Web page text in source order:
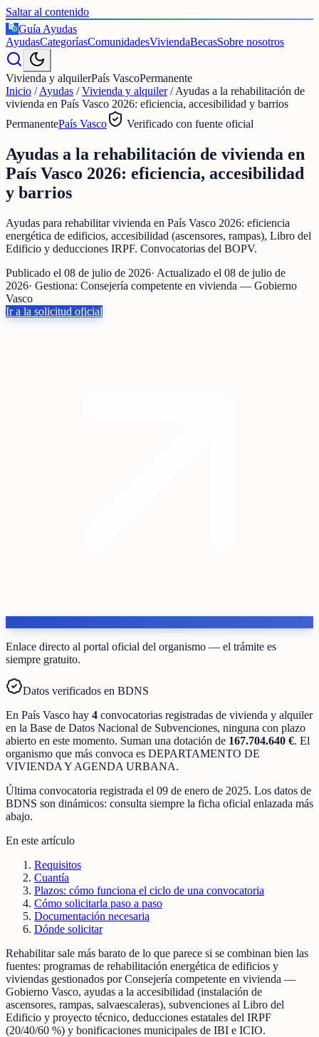
Saltar al contenido
€
Guía Ayudas
AyudasCategoríasComunidadesViviendaBecasSobre nosotros
Vivienda y alquilerPaís VascoPermanente
Inicio /Ayudas /Vivienda y alquiler/Ayudas a la rehabilitación de
vivienda en País Vasco 2026: eficiencia, accesibilidad y barrios
PermanentePaís Vasco Verificado con fuente oficial
Ayudas a la rehabilitación de vivienda en
País Vasco 2026: eficiencia, accesibilidad
y barrios
Ayudas para rehabilitar vivienda en País Vasco 2026: eficiencia
energética de edificios, accesibilidad (ascensores, rampas), Libro del
Edificio y deducciones IRPF. Convocatorias del BOPV.
Publicado el 08 de julio de 2026· Actualizado el 08 de julio de
2026· Gestiona: Consejería competente en vivienda — Gobierno
Vasco
Ir a la solicitud oficial
Enlace directo al portal oficial del organismo — el trámite es
siempre gratuito.
Datos verificados en BDNS
En País Vasco hay 4 convocatorias registradas de vivienda y alquiler
en la Base de Datos Nacional de Subvenciones, ninguna con plazo
abierto en este momento. Suman una dotación de 167.704.640 €. El
organismo que más convoca es DEPARTAMENTO DE
VIVIENDA Y AGENDA URBANA.
Última convocatoria registrada el 09 de enero de 2025. Los datos de
BDNS son dinámicos: consulta siempre la ficha oficial enlazada más
abajo.
En este artículo
Requisitos
Cuantía
Plazos: cómo funciona el ciclo de una convocatoria
Cómo solicitarla paso a paso
Documentación necesaria
Dónde solicitar
Rehabilitar sale más barato de lo que parece si se combinan bien las
fuentes: programas de rehabilitación energética de edificios y
viviendas gestionados por Consejería competente en vivienda —
Gobierno Vasco, ayudas a la accesibilidad (instalación de
ascensores, rampas, salvaescaleras), subvenciones al Libro del
Edificio y proyecto técnico, deducciones estatales del IRPF
(20/40/60 %) y bonificaciones municipales de IBI e ICIO.